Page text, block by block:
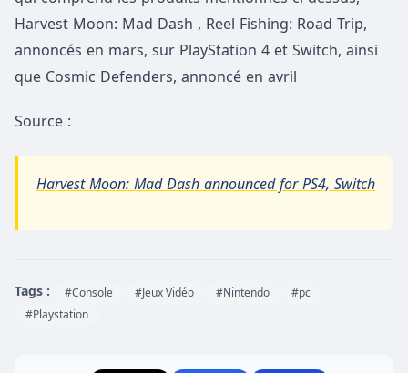
Harvest Moon: Mad Dash , Reel Fishing: Road Trip,
annoncés en mars, sur PlayStation 4 et Switch, ainsi
que Cosmic Defenders, annoncé en avril
Source :
Harvest Moon: Mad Dash announced for PS4, Switch
Tags : #Console #Jeux Vidéo #Nintendo
#pc
#Playstation